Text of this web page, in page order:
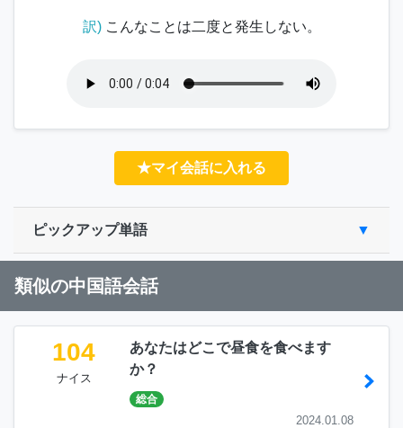
訳)こんなことは二度と発生しない。
★マイ会話に入れる
ピックアップ単語
類似の中国語会話
104
ナイス
あなたはどこで昼食を食べます
か？
総合
2024.01.08